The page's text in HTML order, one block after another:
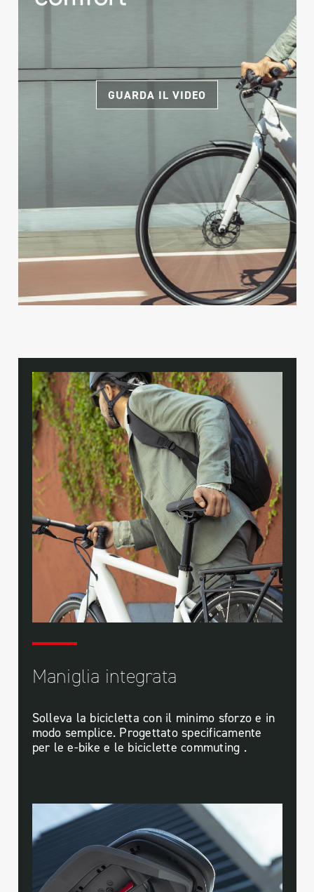
GUARDA IL VIDEO
Maniglia integrata
Solleva la bicicletta con il minimo sforzo e in
modo semplice. Progettato specificamente
per le e-bike e le biciclette commuting .